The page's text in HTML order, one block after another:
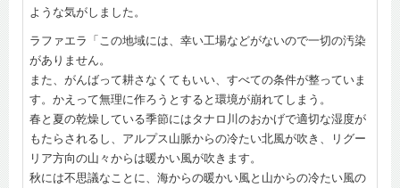
ような気がしました。
ラファエラ「この地域には、幸い工場などがないので一切の汚染
がありません。
また、がんばって耕さなくてもいい、すべての条件が整っていま
す。かえって無理に作ろうとすると環境が崩れてしまう。
春と夏の乾燥している季節にはタナロ川のおかげで適切な湿度が
もたらされるし、アルプス山脈からの冷たい北風が吹き、リグー
リア方向の山々からは暖かい風が吹きます。
秋には不思議なことに、海からの暖かい風と山からの冷たい風の